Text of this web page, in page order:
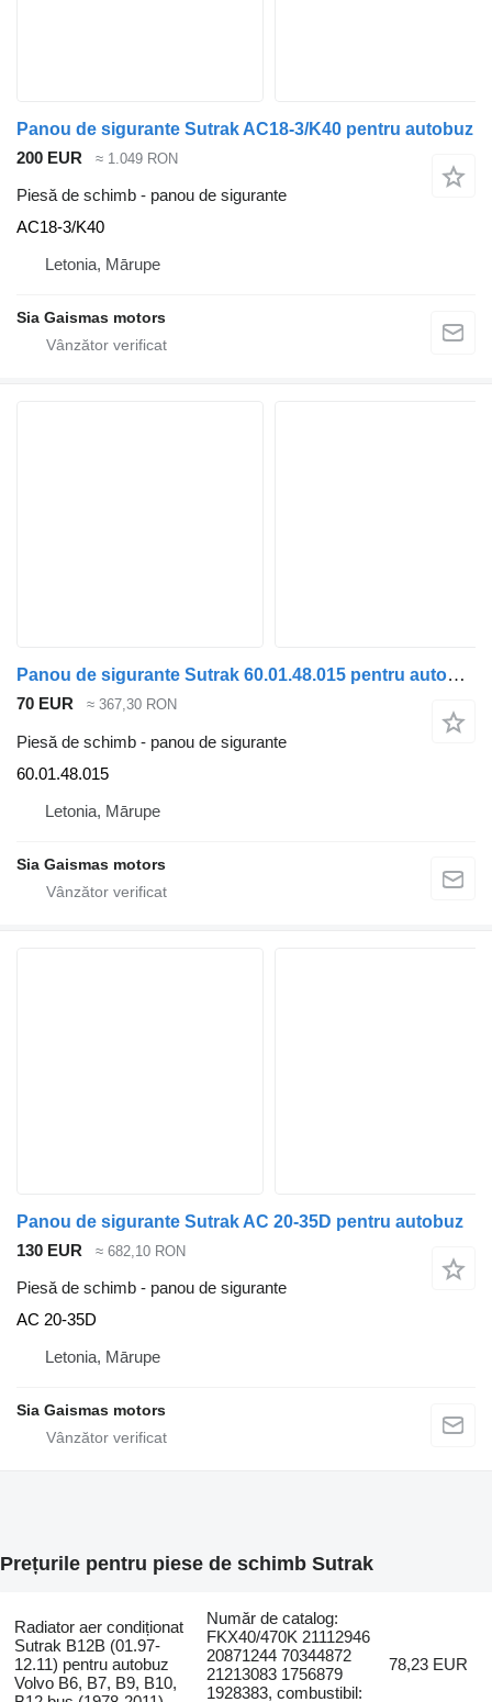
Panou de sigurante Sutrak AC18-3/K40 pentru autobuz
200 EUR
≈ 1.049 RON
Piesă de schimb - panou de sigurante
AC18-3/K40
Letonia, Mārupe
Sia Gaismas motors
Panou de sigurante Sutrak 60.01.48.015 pentru autobuz
70 EUR ≈ 367,30 RON
Piesă de schimb - panou de sigurante
60.01.48.015
Letonia, Mārupe
Sia Gaismas motors
Panou de sigurante Sutrak AC 20-35D pentru autobuz
130 EUR
≈ 682,10 RON
Piesă de schimb - panou de sigurante
AC 20-35D
Letonia, Mārupe
Sia Gaismas motors
Prețurile pentru piese de schimb Sutrak
Radiator aer condiționat
Sutrak B12B (01.97-
12.11) pentru autobuz
Volvo B6, B7, B9, B10,
Număr de catalog:
FKX40/470K 21112946
20871244 70344872
21213083 1756879
1928383, combustibil:
78,23 EUR